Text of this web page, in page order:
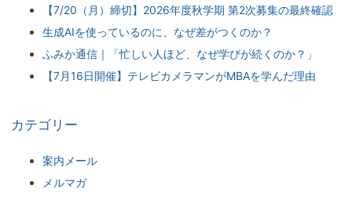
【7/20（月）締切】2026年度秋学期 第2次募集の最終確認
生成AIを使っているのに、なぜ差がつくのか？
ふみか通信｜「忙しい人ほど、なぜ学びが続くのか？」
【7月16日開催】テレビカメラマンがMBAを学んだ理由
カテゴリー
案内メール
メルマガ